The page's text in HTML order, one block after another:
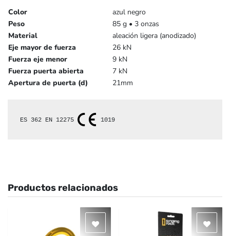
Color
azul negro
Peso
85 g • 3 onzas
Material
aleación ligera (anodizado)
Eje mayor de fuerza
26 kN
Fuerza eje menor
9 kN
Fuerza puerta abierta
7 kN
Apertura de puerta (d)
21mm
ES 362 EN 12275 1019
Productos relacionados